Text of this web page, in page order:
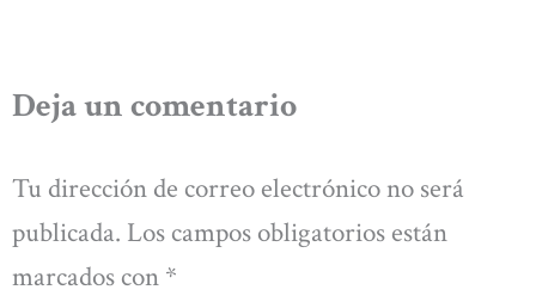
Deja un comentario
Tu dirección de correo electrónico no será
publicada. Los campos obligatorios están
marcados con *